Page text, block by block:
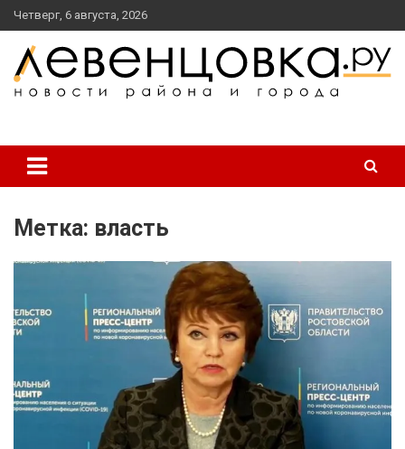
перейти
к
содержанию
Четверг, 6 августа, 2026
Метка: власть